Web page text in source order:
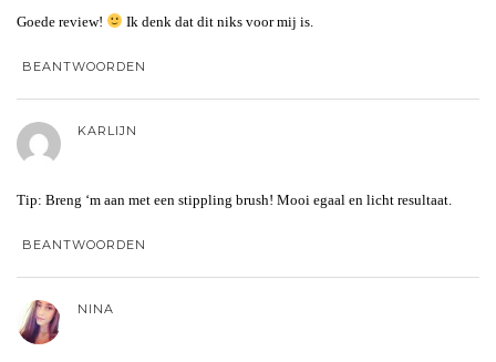
Goede review! Ik denk dat dit niks voor mij is.
BEANTWOORDEN
KARLIJN
Tip: Breng ‘m aan met een stippling brush! Mooi egaal en licht resultaat.
BEANTWOORDEN
NINA